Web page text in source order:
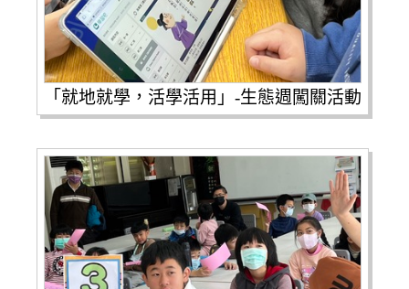
「就地就學，活學活用」-生態週闖關活動